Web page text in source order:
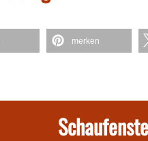
merken